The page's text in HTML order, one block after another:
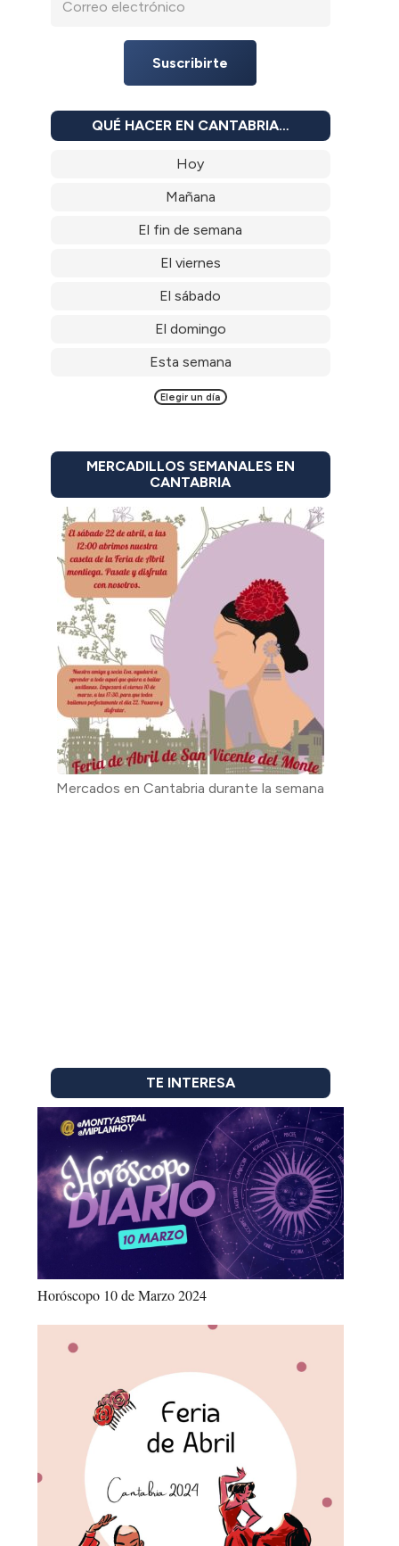
Suscribirte
QUÉ HACER EN CANTABRIA…
Hoy
Mañana
El fin de semana
El viernes
El sábado
El domingo
Esta semana
Elegir un día
MERCADILLOS SEMANALES EN
CANTABRIA
Mercados en Cantabria durante la semana
TE INTERESA
Horóscopo 10 de Marzo 2024